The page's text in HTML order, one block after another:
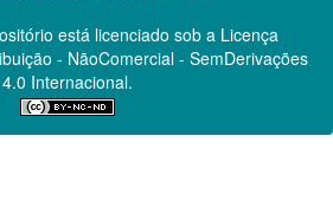
está licenciado sob a Licença
- NãoComercial - SemDerivações
4.0 Internacional.